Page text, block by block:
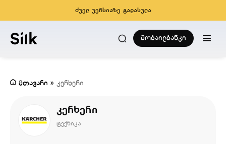
ძველ ვერსიაზე გადასვლა
მობაილბანკი
მთავარი » კერხერი
კერხერი
ტექნიკა